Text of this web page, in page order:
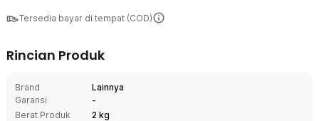
Tersedia bayar di tempat (COD)
Rincian Produk
Brand
Lainnya
Garansi
-
Berat Produk
2 kg